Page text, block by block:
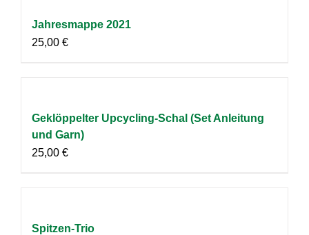
Jahresmappe 2021
25,00 €
Geklöppelter Upcycling-Schal (Set Anleitung
und Garn)
25,00 €
Spitzen-Trio